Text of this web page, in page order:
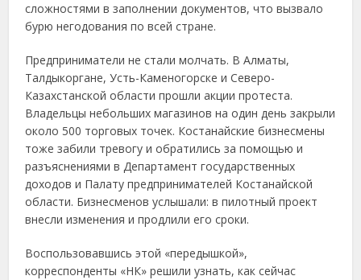
сложностями в заполнении документов, что вызвало
бурю негодования по всей стране.
Предприниматели не стали молчать. В Алматы,
Талдыкоргане, Усть-Каменогорске и Северо-
Казахстанской области прошли акции протеста.
Владельцы небольших магазинов на один день закрыли
около 500 торговых точек. Костанайские бизнесмены
тоже забили тревогу и обратились за помощью и
разъяснениями в Департамент государственных
доходов и Палату предпринимателей Костанайской
области. Бизнесменов услышали: в пилотный проект
внесли изменения и продлили его сроки.
Воспользовавшись этой «передышкой»,
корреспонденты «НК» решили узнать, как сейчас